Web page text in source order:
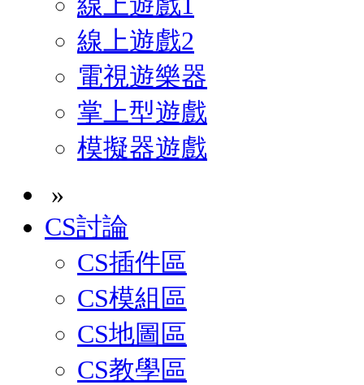
線上遊戲2
電視遊樂器
掌上型遊戲
模擬器遊戲
»
CS討論
CS插件區
CS模組區
CS地圖區
CS教學區